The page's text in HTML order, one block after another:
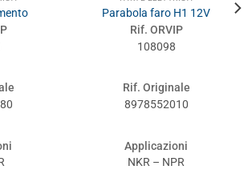
Parabola faro H1 12V
Rif. ORVIP
108098
Rif. Originale
8978552010
Applicazioni
NKR – NPR